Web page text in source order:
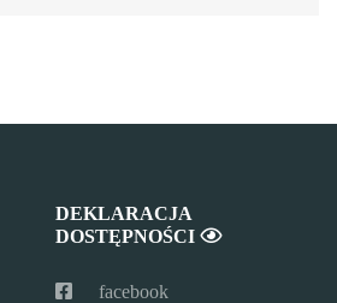
DEKLARACJA
DOSTĘPNOŚCI
facebook